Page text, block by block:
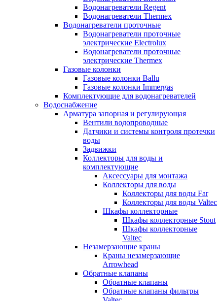
Водонагреватели Regent
Водонагреватели Thermex
Водонагреватели проточные
Водонагреватели проточные
электрические Electrolux
Водонагреватели проточные
электрические Thermex
Газовые колонки
Газовые колонки Ballu
Газовые колонки Immergas
Комплектующие для водонагревателей
Водоснабжение
Арматура запорная и регулирующая
Вентили водопроводные
Датчики и системы контроля протечки
воды
Задвижки
Коллекторы для воды и
комплектующие
Аксессуары для монтажа
Коллекторы для воды
Коллекторы для воды Far
Коллекторы для воды Valtec
Шкафы коллекторные
Шкафы коллекторные Stout
Шкафы коллекторные
Valtec
Незамерзающие краны
Краны незамерзающие
Arrowhead
Обратные клапаны
Обратные клапаны
Обратные клапаны фильтры